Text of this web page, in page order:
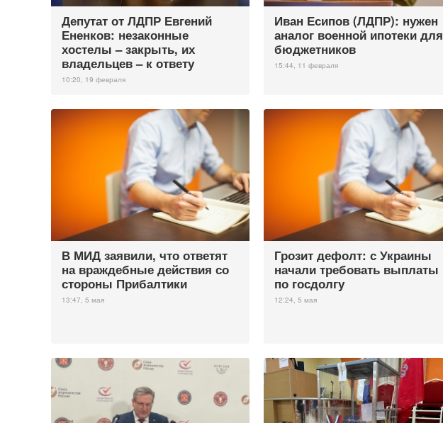
Депутат от ЛДПР Евгений
Ененков: незаконные
хостелы – закрыть, их
владельцев – к ответу
10:20, 19 февраля
Иван Есипов (ЛДПР): нужен
аналог военной ипотеки для
бюджетников
15:44, 11 февраля
В МИД заявили, что ответят
на враждебные действия со
стороны Прибалтики
13:47, 5 мая
Грозит дефолт: с Украины
начали требовать выплаты
по госдолгу
12:24, 5 мая